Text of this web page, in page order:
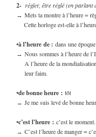
2- régler, être réglé (en parlant
→ Mets ta montre à l’heure =
Cette horloge est-elle à
•à l’heure de : dans une
→ Nous sommes à l’heure de
A l’heure de la
leur faim.
•de bonne heure : tôt
→ Je me suis levé de bonne
•c’est l’heure : c’est le moment.
→ C’est l’heure de manger =